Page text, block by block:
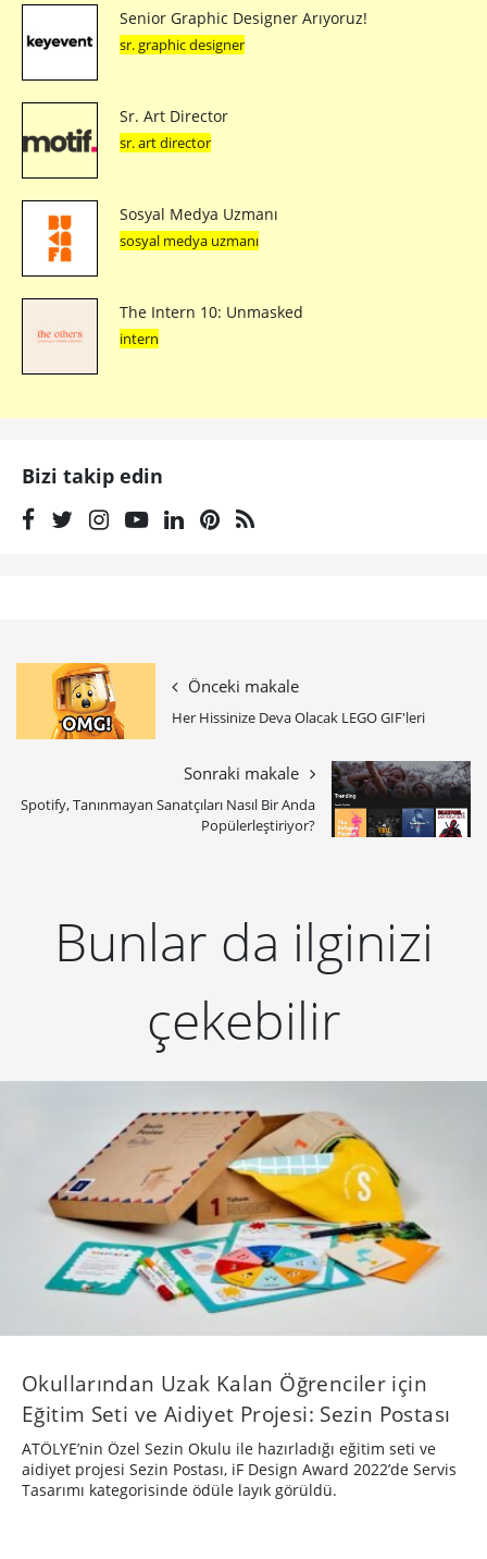
Senior Graphic Designer Arıyoruz!
sr. graphic designer
Sr. Art Director
sr. art director
Sosyal Medya Uzmanı
sosyal medya uzmanı
The Intern 10: Unmasked
intern
Bizi takip edin
Önceki makale
Her Hissinize Deva Olacak LEGO GIF'leri
Sonraki makale
Spotify, Tanınmayan Sanatçıları Nasıl Bir Anda
Popülerleştiriyor?
Bunlar da ilginizi
çekebilir
Okullarından Uzak Kalan Öğrenciler için
Eğitim Seti ve Aidiyet Projesi: Sezin Postası
ATÖLYE’nin Özel Sezin Okulu ile hazırladığı eğitim seti ve
aidiyet projesi Sezin Postası, iF Design Award 2022’de Servis
Tasarımı kategorisinde ödüle layık görüldü.